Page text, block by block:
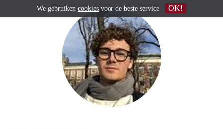
We gebruiken cookies voor de beste service OK!